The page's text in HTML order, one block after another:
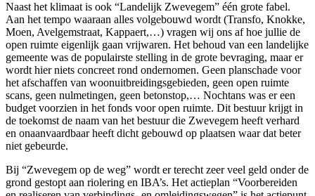
Naast het klimaat is ook “Landelijk Zwevegem” één grote fabel.
Aan het tempo waaraan alles volgebouwd wordt (Transfo, Knokke,
Moen, Avelgemstraat, Kappaert,…) vragen wij ons af hoe jullie de
open ruimte eigenlijk gaan vrijwaren. Het behoud van een landelijke
gemeente was de populairste stelling in de grote bevraging, maar er
wordt hier niets concreet rond ondernomen. Geen planschade voor
het afschaffen van woonuitbreidingsgebieden, geen open ruimte
scans, geen nulmetingen, geen betonstop,… Nochtans was er een
budget voorzien in het fonds voor open ruimte. Dit bestuur krijgt in
de toekomst de naam van het bestuur die Zwevegem heeft verhard
en onaanvaardbaar heeft dicht gebouwd op plaatsen waar dat beter
niet gebeurde.
Bij “Zwevegem op de weg” wordt er terecht zeer veel geld onder de
grond gestopt aan riolering en IBA’s. Het actieplan “Voorbereiden